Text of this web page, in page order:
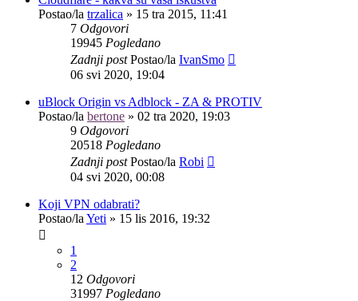
Postao/la trzalica » 15 tra 2015, 11:41
7 Odgovori
19945 Pogledano
Zadnji postPostao/la IvanSmo
06 svi 2020, 19:04
uBlock Origin vs Adblock - ZA & PROTIV
Postao/la bertone » 02 tra 2020, 19:03
9 Odgovori
20518 Pogledano
Zadnji postPostao/la Robi
04 svi 2020, 00:08
Koji VPN odabrati?
Postao/la Yeti » 15 lis 2016, 19:32
1
2
12 Odgovori
31997 Pogledano